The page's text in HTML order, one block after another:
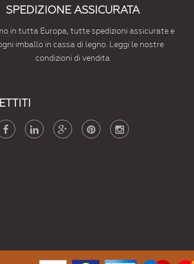
SPEDIZIONE ASSICURATA
in tutta Europa, tutte spedizioni assicurate e
imballo in cassa di legno. Leggi le nostre
condizioni di vendita